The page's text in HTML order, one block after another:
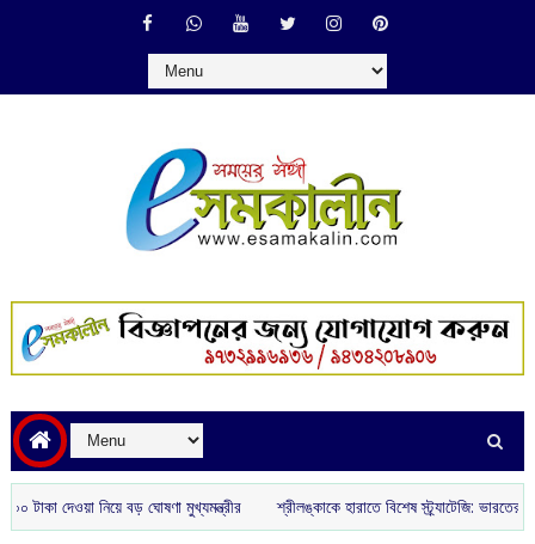
দেওয়া নিয়ে বড় ঘোষণা মুখ্যমন্ত্রীর শ্রীলঙ্কাকে হারাতে বিশেষ স্ট্র্যাটেজি: ভারতের নেট